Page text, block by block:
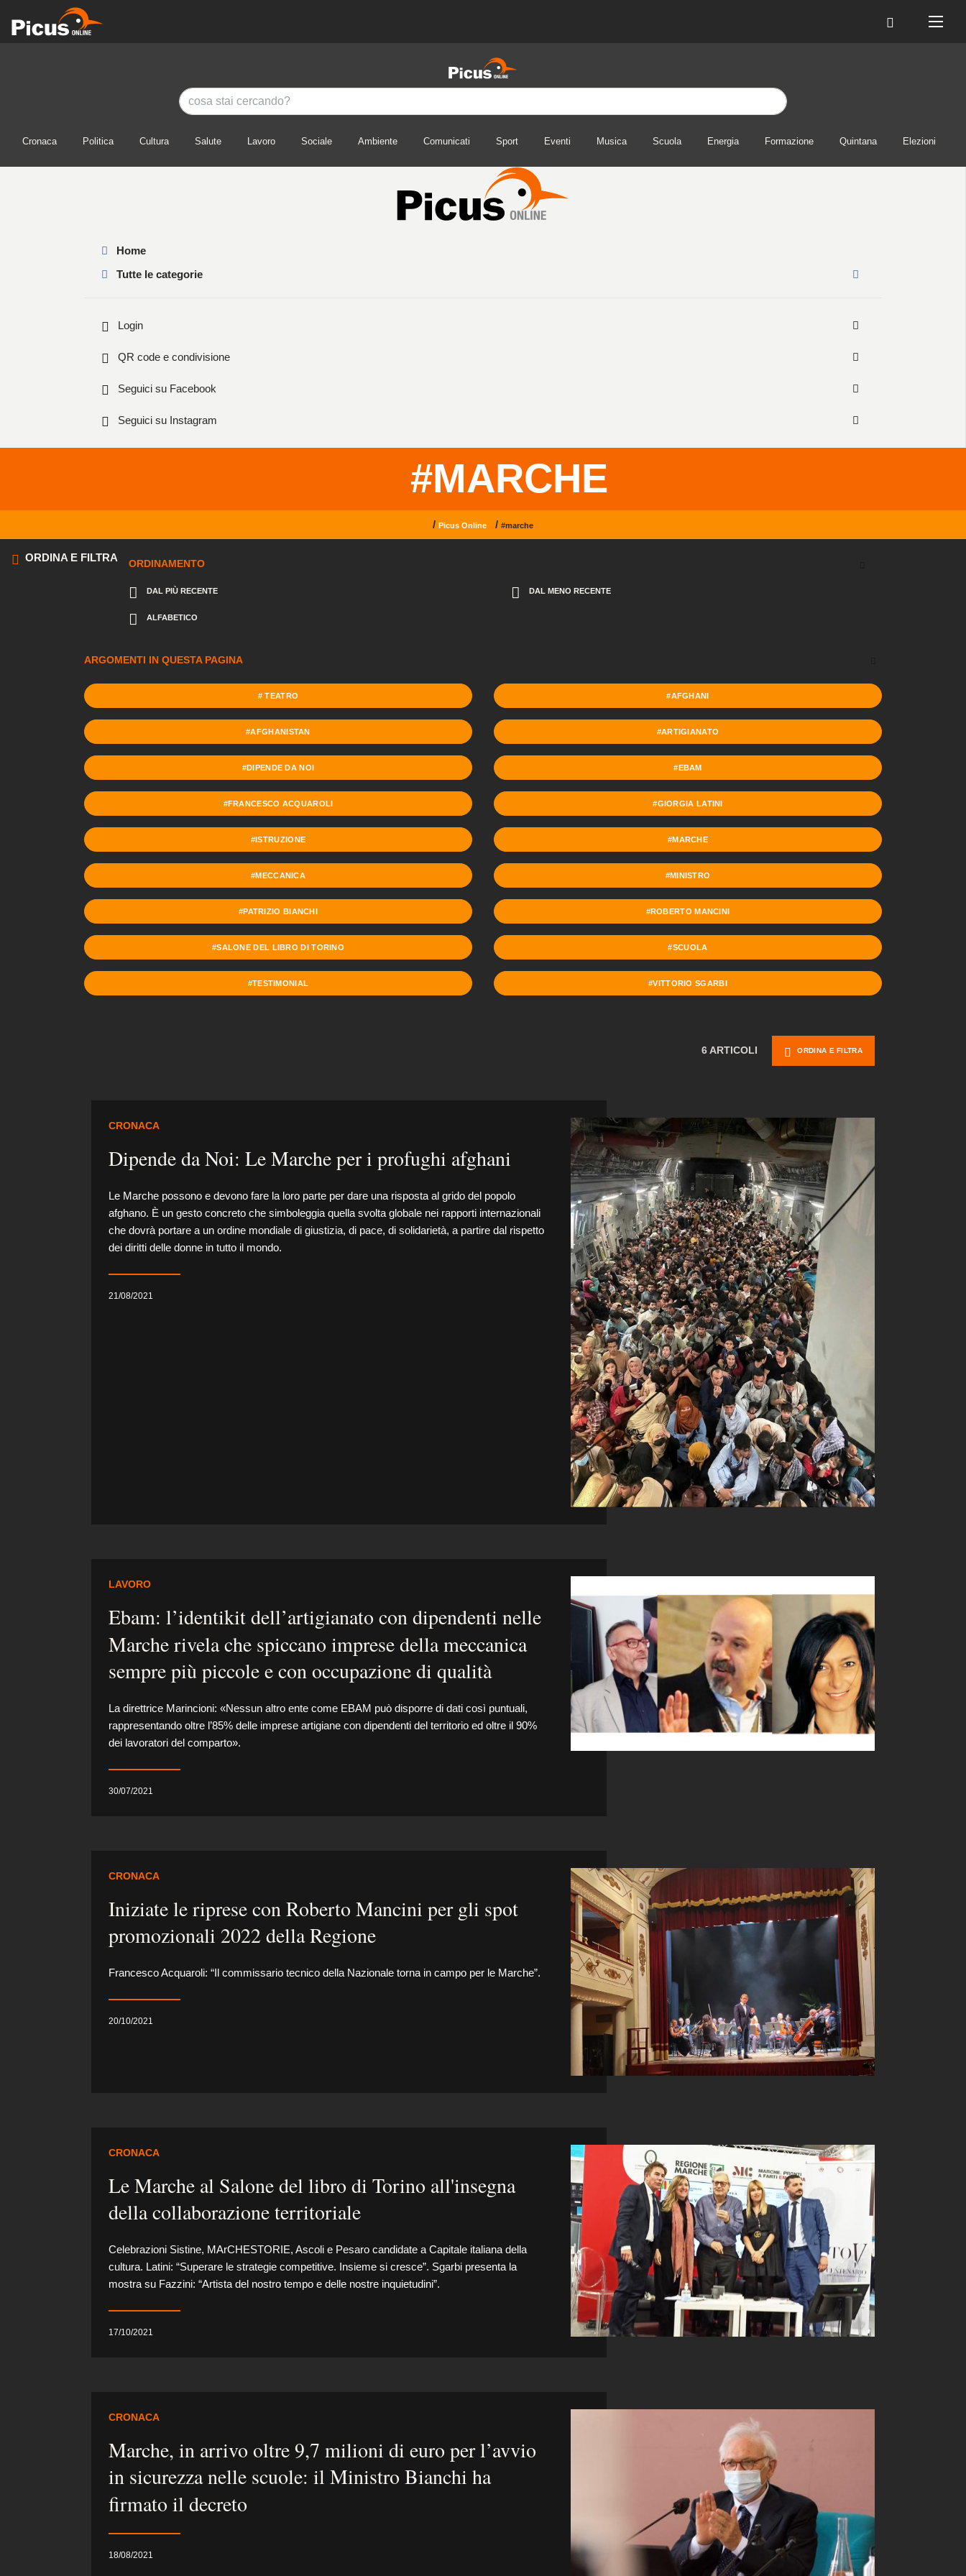
Cronaca Politica Cultura Salute Lavoro Sociale Ambiente Comunicati Sport Eventi Musica Scuola Energia Formazione Quintana Elezioni
Home
Tutte le categorie
Login
QR code e condivisione
Seguici su Facebook
Seguici su Instagram
#MARCHE
/ Picus Online / #marche
ORDINA E FILTRA
ORDINAMENTO
DAL PIÙ RECENTE DAL MENO RECENTE
ALFABETICO
ARGOMENTI IN QUESTA PAGINA
# TEATRO #AFGHANI
#AFGHANISTAN #ARTIGIANATO
#DIPENDE DA NOI #EBAM
#FRANCESCO ACQUAROLI #GIORGIA LATINI
#ISTRUZIONE #MARCHE
#MECCANICA #MINISTRO
#PATRIZIO BIANCHI #ROBERTO MANCINI
#SALONE DEL LIBRO DI TORINO #SCUOLA
#TESTIMONIAL #VITTORIO SGARBI
6 ARTICOLI ORDINA E FILTRA
CRONACA
Dipende da Noi: Le Marche per i profughi afghani
Le Marche possono e devono fare la loro parte per dare una risposta al grido del popolo
afghano. È un gesto concreto che simboleggia quella svolta globale nei rapporti internazionali
che dovrà portare a un ordine mondiale di giustizia, di pace, di solidarietà, a partire dal rispetto
dei diritti delle donne in tutto il mondo.
21/08/2021
LAVORO
Ebam: l’identikit dell’artigianato con dipendenti nelle
Marche rivela che spiccano imprese della meccanica
sempre più piccole e con occupazione di qualità
La direttrice Marincioni: «Nessun altro ente come EBAM può disporre di dati così puntuali,
rappresentando oltre l’85% delle imprese artigiane con dipendenti del territorio ed oltre il 90%
dei lavoratori del comparto».
30/07/2021
CRONACA
Iniziate le riprese con Roberto Mancini per gli spot
promozionali 2022 della Regione
Francesco Acquaroli: “Il commissario tecnico della Nazionale torna in campo per le Marche”.
20/10/2021
CRONACA
Le Marche al Salone del libro di Torino all'insegna
della collaborazione territoriale
Celebrazioni Sistine, MArCHESTORIE, Ascoli e Pesaro candidate a Capitale italiana della
cultura. Latini: “Superare le strategie competitive. Insieme si cresce”. Sgarbi presenta la
mostra su Fazzini: “Artista del nostro tempo e delle nostre inquietudini”.
17/10/2021
CRONACA
Marche, in arrivo oltre 9,7 milioni di euro per l’avvio
in sicurezza nelle scuole: il Ministro Bianchi ha
firmato il decreto
18/08/2021